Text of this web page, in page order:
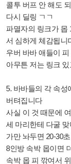
콜투 버프 안 해도
다시 딜링 ㄱㄱ
파멸자의 링크가 몹
서 심하게 체감됩니
우버 바바 애들이
아무튼 저는 링크
5. 바바들의 각 속성
버텨집니다
사실 이 것 때문에
세 마리한테 다굴
가만 놔두면 20-30
8인방 속박 몹이면
속박 몹 피 깎여서